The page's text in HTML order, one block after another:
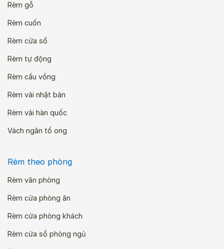
Rèm gỗ
Rèm cuốn
Rèm cửa sổ
Rèm tự động
Rèm cầu vồng
Rèm vải nhật bản
Rèm vải hàn quốc
Vách ngăn tổ ong
Rèm theo phòng
Rèm văn phòng
Rèm cửa phòng ăn
Rèm cửa phòng khách
Rèm cửa sổ phòng ngủ